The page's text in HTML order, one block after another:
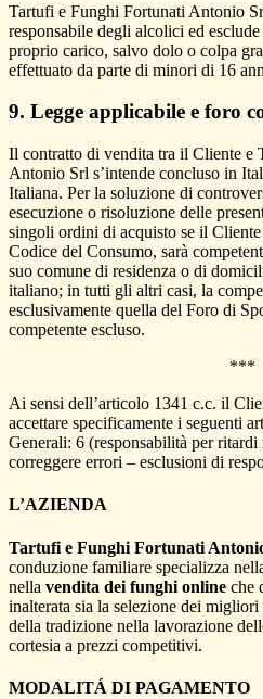
Tartufi e Funghi Fortunati Antonio
responsabile degli alcolici ed
proprio carico, salvo dolo o colpa
effettuato da parte di minori di 16
9. Legge applicabile e foro
Il contratto di vendita tra il Cliente e
Antonio Srl s’intende concluso in
Italiana. Per la soluzione di
esecuzione o risoluzione delle
singoli ordini di acquisto se il Cliente
Codice del Consumo, sarà
suo comune di residenza o di
italiano; in tutti gli altri casi, la
esclusivamente quella del Foro di
competente escluso.
***
Ai sensi dell’articolo 1341 c.c. il
accettare specificamente i seguenti
Generali: 6 (responsabilità per
correggere errori – esclusioni di
L’AZIENDA
Tartufi e Funghi Fortunati
conduzione familiare specializza
nella vendita dei funghi online che
inalterata sia la selezione dei
della tradizione nella lavorazione
cortesia a prezzi competitivi.
MODALITÁ DI PAGAMENTO